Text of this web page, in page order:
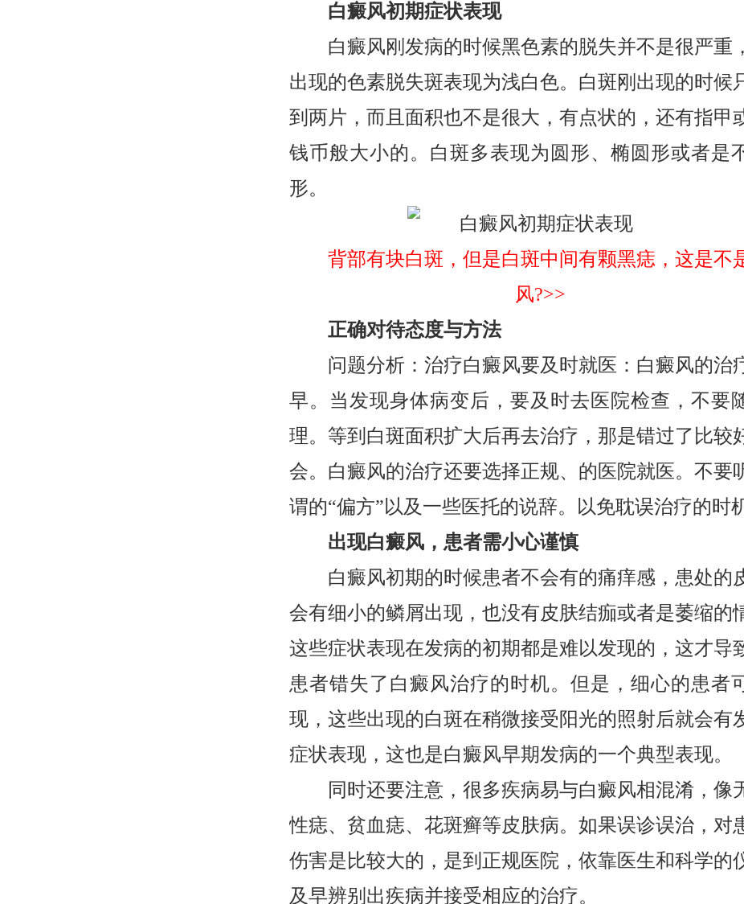
白癜风初期症状表现
白癜风刚发病的时候黑色素的脱失并不是很严重
出现的色素脱失斑表现为浅白色。白斑刚出现的时候
到两片，而且面积也不是很大，有点状的，还有指甲
钱币般大小的。白斑多表现为圆形、椭圆形或者是
形。
背部有块白斑，但是白斑中间有颗黑痣，这是不
风?>>
正确对待态度与方法
问题分析：治疗白癜风要及时就医：白癜风的治
早。当发现身体病变后，要及时去医院检查，不要
理。等到白斑面积扩大后再去治疗，那是错过了比较
会。白癜风的治疗还要选择正规、的医院就医。不要
谓的“偏方”以及一些医托的说辞。以免耽误治疗的时
出现白癜风，患者需小心谨慎
白癜风初期的时候患者不会有的痛痒感，患处的
会有细小的鳞屑出现，也没有皮肤结痂或者是萎缩的
这些症状表现在发病的初期都是难以发现的，这才导
患者错失了白癜风治疗的时机。但是，细心的患者
现，这些出现的白斑在稍微接受阳光的照射后就会有
症状表现，这也是白癜风早期发病的一个典型表现。
同时还要注意，很多疾病易与白癜风相混淆，像
性痣、贫血痣、花斑癣等皮肤病。如果误诊误治，对
伤害是比较大的，是到正规医院，依靠医生和科学的
及早辨别出疾病并接受相应的治疗。